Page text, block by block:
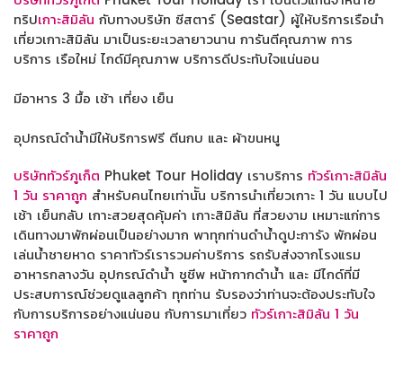
ทริปเกาะสิมิลัน กับทางบริษัท ซีสตาร์ (Seastar) ผู้ให้บริการเรือนำ
เที่ยวเกาะสิมิลัน มาเป็นระยะเวลายาวนาน การันตีคุณภาพ การ
บริการ เรือใหม่ ไกด์มีคุณภาพ บริการดีประทับใจแน่นอน
มีอาหาร 3 มื้อ เช้า เที่ยง เย็น
อุปกรณ์ดำน้ำมีให้บริการฟรี ตีนกบ และ ผ้าขนหนู
บริษัททัวร์ภูเก็ต Phuket Tour Holiday เราบริการ ทัวร์เกาะสิมิลัน
1 วัน ราคาถูก สำหรับคนไทยเท่านััน บริการนำเที่ยวเกาะ 1 วัน แบบไป
เช้า เย็นกลับ เกาะสวยสุดคุ้มค่า เกาะสิมิลัน ที่สวยงาม เหมาะแก่การ
เดินทางมาพักผ่อนเป็นอย่างมาก พาทุกท่านดำน้ำดูปะการัง พักผ่อน
เล่นน้ำชายหาด ราคาทัวร์เรารวมค่าบริการ รถรับส่งจากโรงแรม
อาหารกลางวัน อุปกรณ์ดำน้ำ ชูชีพ หน้ากากดำน้ำ และ มีไกด์ที่มี
ประสบการณ์ช่วยดูแลลูกค้า ทุกท่าน รับรองว่าท่านจะต้องประทับใจ
กับการบริการอย่างแน่นอน กับการมาเที่ยว ทัวร์เกาะสิมิลัน 1 วัน
ราคาถูก